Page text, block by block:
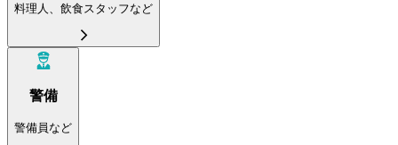
料理人、飲食スタッフなど
警備
警備員など